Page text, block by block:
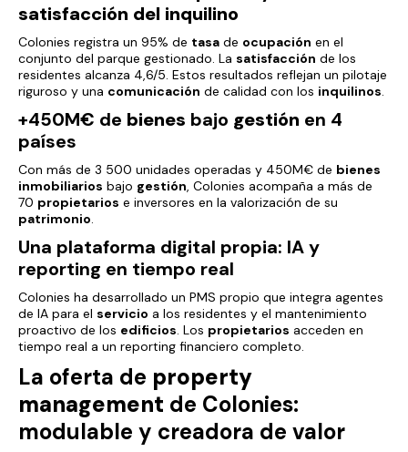
satisfacción del inquilino
Colonies registra un 95% de tasa de ocupación en el
conjunto del parque gestionado. La satisfacción de los
residentes alcanza 4,6/5. Estos resultados reflejan un pilotaje
riguroso y una comunicación de calidad con los inquilinos.
+450M€ de bienes bajo gestión en 4
países
Con más de 3 500 unidades operadas y 450M€ de bienes
inmobiliarios bajo gestión, Colonies acompaña a más de
70 propietarios e inversores en la valorización de su
patrimonio.
Una plataforma digital propia: IA y
reporting en tiempo real
Colonies ha desarrollado un PMS propio que integra agentes
de IA para el servicio a los residentes y el mantenimiento
proactivo de los edificios. Los propietarios acceden en
tiempo real a un reporting financiero completo.
La oferta de property
management de Colonies:
modulable y creadora de valor